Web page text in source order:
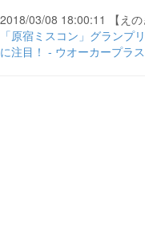
2018/03/08 18:00:11 【えの
「原宿ミスコン」グランプ
に注目！ - ウオーカープラス